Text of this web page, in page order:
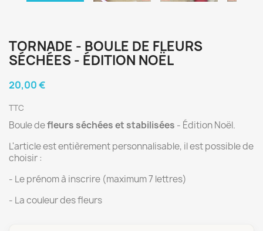
TORNADE - BOULE DE FLEURS
SÉCHÉES - ÉDITION NOËL
20,00 €
TTC
Boule defleurs séchées et stabilisées - Édition Noël.
L'article est entièrement personnalisable, il est possible de
choisir :
- Le prénom à inscrire (maximum 7 lettres)
- La couleur des fleurs